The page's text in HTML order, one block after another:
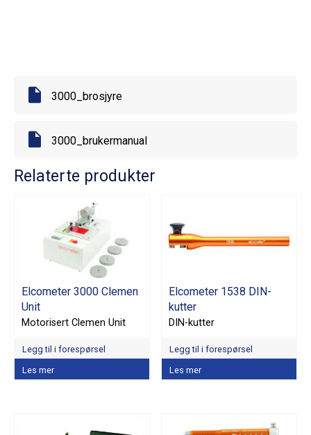
3000_brosjyre
3000_brukermanual
Relaterte produkter
Elcometer 3000 Clemen
Unit
Motorisert Clemen Unit
Legg til i forespørsel
Les mer
Elcometer 1538 DIN-
kutter
DIN-kutter
Legg til i forespørsel
Les mer